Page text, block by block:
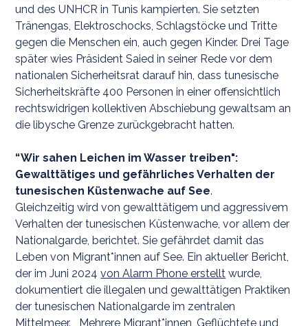
und des UNHCR in Tunis kampierten. Sie setzten
Tränengas, Elektroschocks, Schlagstöcke und Tritte
gegen die Menschen ein, auch gegen Kinder. Drei Tage
später wies Präsident Saied in seiner Rede vor dem
nationalen Sicherheitsrat darauf hin, dass tunesische
Sicherheitskräfte 400 Personen in einer offensichtlich
rechtswidrigen kollektiven Abschiebung gewaltsam an
die libysche Grenze zurückgebracht hatten.
“ Wir sahen Leichen im Wasser treiben":
Gewalttätiges und gefährliches Verhalten der
tunesischen Küstenwache auf See.
Gleichzeitig wird von gewalttätigem und aggressivem
Verhalten der tunesischen Küstenwache, vor allem der
Nationalgarde, berichtet. Sie gefährdet damit das
Leben von Migrant*innen auf See. Ein aktueller Bericht,
der im Juni 2024von Alarm Phone erstellt wurde,
dokumentiert die illegalen und gewalttätigen Praktiken
der tunesischen Nationalgarde im zentralen
Mittelmeer. Mehrere Migrant*innen, Geflüchtete und